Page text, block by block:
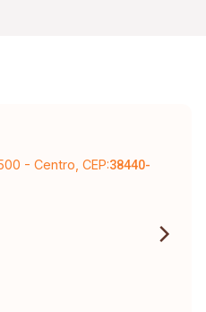
- Centro, CEP:38440-